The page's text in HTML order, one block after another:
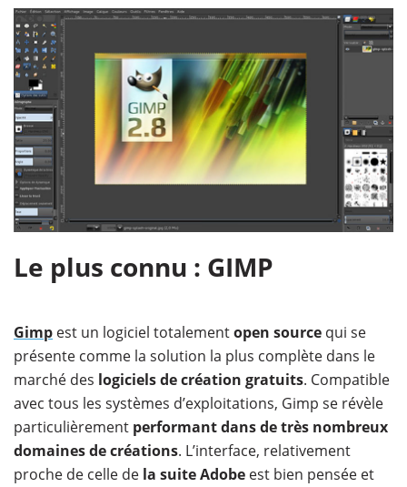
Le plus connu : GIMP
Gimp est un logiciel totalementopen source qui se
présente comme la solution la plus complète dans le
marché des logiciels de création gratuits. Compatible
avec tous les systèmes d’exploitations, Gimp se révèle
particulièrement performant dans de très nombreux
domaines de créations. L’interface, relativement
proche de celle de la suite Adobe est bien pensée et